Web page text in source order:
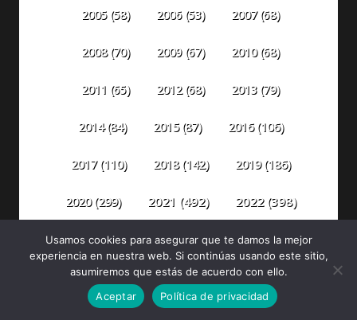
2005(58) 2006(53) 2007(68)
2008(70) 2009(67) 2010(68)
2011 (65) 2012(68) 2013(79)
2014(84) 2015(87) 2016(106)
2017(110) 2018(142) 2019(186)
2020(299) 2021 (492) 2022(398)
2023(304) 2024(315) 2025(330)
2026 (81)
Usamos cookies para asegurar que te damos la mejor
experiencia en nuestra web. Si continúas usando este sitio,
asumiremos que estás de acuerdo con ello.
Aceptar
Política de privacidad